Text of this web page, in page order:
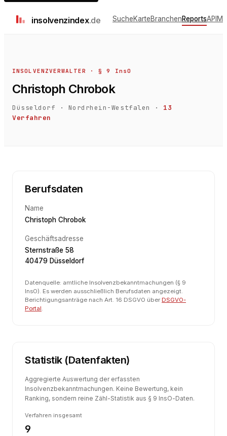
insolvenzindex.de SucheKarteBranchenReportsAPI
INSOLVENZVERWALTER · § 9 InsO
Christoph Chrobok
Düsseldorf · Nordrhein-Westfalen ·
13
Verfahren
Berufsdaten
Name
Christoph Chrobok
Geschäftsadresse
Sternstraße 58
40479 Düsseldorf
Datenquelle: amtliche Insolvenzbekanntmachungen (§ 9
InsO). Es werden ausschließlich Berufsdaten angezeigt.
Berichtigungsanträge nach Art. 16 DSGVO über DSGVO-
Portal.
Statistik (Datenfakten)
Aggregierte Auswertung der erfassten
Insolvenzbekanntmachungen. Keine Bewertung, kein
Ranking, sondern reine Zähl-Statistik aus § 9 InsO-Daten.
Verfahren insgesamt
9